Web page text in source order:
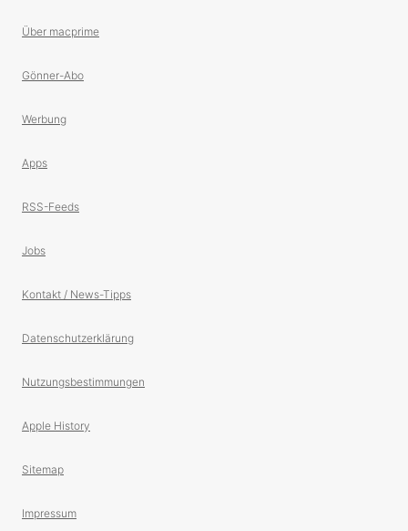
Über macprime
Gönner-Abo
Werbung
Apps
RSS-Feeds
Jobs
Kontakt / News-Tipps
Datenschutzerklärung
Nutzungsbestimmungen
Apple History
Sitemap
Impressum